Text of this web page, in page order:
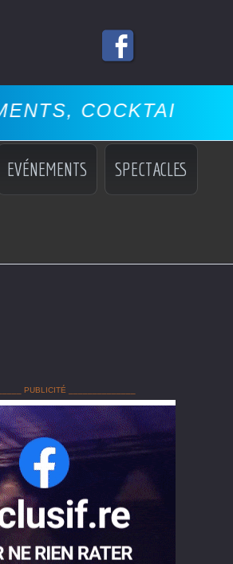
MISS,
EVÉNEMENTS SPECTACLES
PUBLICITÉ ______________